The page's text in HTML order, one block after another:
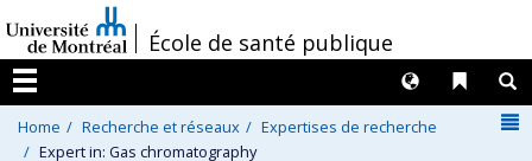
au
contenu
/École de santé publique
Menu
Liens
Langues
Home Recherche et réseaux
Expertises de recherche
Expert in: Gas chromatography